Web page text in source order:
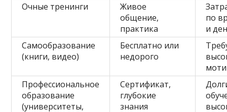
Очные тренинги
Живое
общение,
практика
по
и
Самообразование
(книги, видео)
Бесплатно или
недорого
Профессиональное
образование
(университеты,
Сертификат,
глубокие
знания